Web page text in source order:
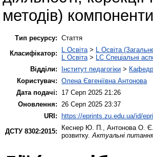
методів)
Тип ресурсу: Стаття
Класифікатор:
L Освіта > L Освіта
L Освіта > LC Спеціальні
Відділи:
Інститут педагогіки >
Користувач: Олена Євгеніївна Антонова
Дата подачі:
17 Серп 2025 21:26
Оновлення:
26 Серп 2025 23:37
URI: https://eprints.zu.edu.ua/id/
ДСТУ 8302:2015:
Кеснер Ю. П. Антонова О. Є.
розвитку. Актуальні